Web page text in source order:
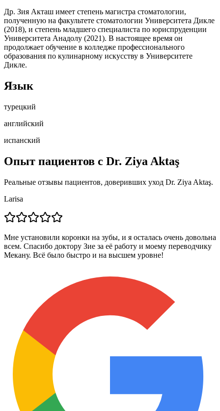
Др. Зия Акташ имеет степень магистра стоматологии,
полученную на факультете стоматологии Университета Дикле
(2018), и степень младшего специалиста по юриспруденции
Университета Анадолу (2021). В настоящее время он
продолжает обучение в колледже профессионального
образования по кулинарному искусству в Университете
Дикле.
Язык
турецкий
английский
испанский
Опыт пациентов с Dr. Ziya Aktaş
Реальные отзывы пациентов, доверивших уход Dr. Ziya Aktaş.
Larisa
Мне установили коронки на зубы, и я осталась очень довольна
всем. Спасибо доктору Зие за её работу и моему переводчику
Мекану. Всё было быстро и на высшем уровне!